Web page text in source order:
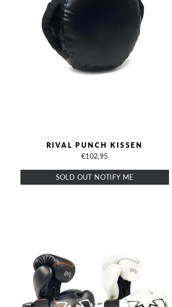
RIVAL PUNCH KISSEN
€102,95
SOLD OUT NOTIFY ME